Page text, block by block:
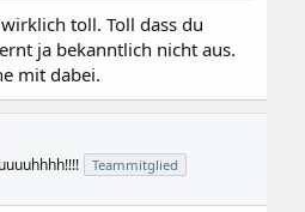
toll. Toll dass du
ja bekanntlich nicht aus.
mit dabei.
Teammitglied